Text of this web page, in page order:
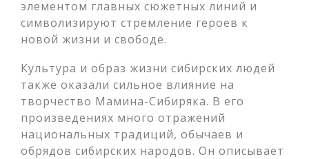
элементом главных сюжетных линий и
символизируют стремление героев к
новой жизни и свободе.
Культура и образ жизни сибирских людей
также оказали сильное влияние на
творчество Мамина-Сибиряка. В его
произведениях много отражений
национальных традиций, обычаев и
обрядов сибирских народов. Он описывает